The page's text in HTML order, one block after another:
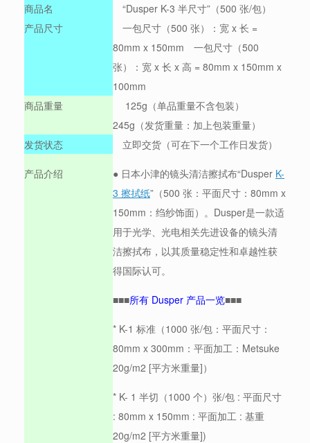
商品名
“Dusper K-3 半尺寸”（500 张/包）
产品尺寸
一包尺寸（500 张）：宽 x 长 =
80mm x 150mm 一包尺寸（500
张）：宽 x 长 x 高 = 80mm x 150mm x
100mm
商品重量
125g（单品重量不含包装）
245g（发货重量：加上包装重量）
发货状态
立即交货（可在下一个工作日发货）
产品介绍 ● 日本小津的镜头清洁擦拭布“Dusper K-
3 擦拭纸”（500 张：平面尺寸：80mm x
150mm：绉纱饰面）。Dusper是一款适
用于光学、光电相关先进设备的镜头清
洁擦拭布，以其质量稳定性和卓越性获
得国际认可。
■■■所有 Dusper 产品一览■■■
* K-1 标准（1000 张/包：平面尺寸：
80mm x 300mm：平面加工：Metsuke
20g/m2 [平方米重量]）
* K- 1 半切（1000 个）张/包 : 平面尺寸
: 80mm x 150mm : 平面加工 : 基重
20g/m2 [平方米重量])